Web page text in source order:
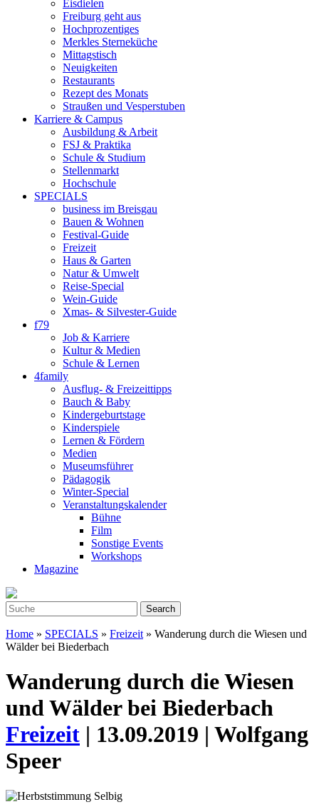
Eisdielen
Freiburg geht aus
Hochprozentiges
Merkles Sterneküche
Mittagstisch
Neuigkeiten
Restaurants
Rezept des Monats
Straußen und Vesperstuben
Karriere & Campus
Ausbildung & Arbeit
FSJ & Praktika
Schule & Studium
Stellenmarkt
Hochschule
SPECIALS
business im Breisgau
Bauen & Wohnen
Festival-Guide
Freizeit
Haus & Garten
Natur & Umwelt
Reise-Special
Wein-Guide
Xmas- & Silvester-Guide
f79
Job & Karriere
Kultur & Medien
Schule & Lernen
4family
Ausflug- & Freizeittipps
Bauch & Baby
Kindergeburtstage
Kinderspiele
Lernen & Fördern
Medien
Museumsführer
Pädagogik
Winter-Special
Veranstaltungskalender
Bühne
Film
Sonstige Events
Workshops
Magazine
Home » SPECIALS » Freizeit » Wanderung durch die Wiesen und
Wälder bei Biederbach
Wanderung durch die Wiesen
und Wälder bei Biederbach
Freizeit | 13.09.2019 | Wolfgang
Speer